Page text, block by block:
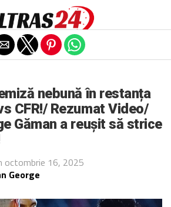
nebună în restanța
CFR!/ Rezumat Video/
Găman a reușit să strice
octombrie 16, 2025
George
mobile version